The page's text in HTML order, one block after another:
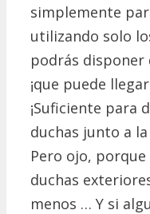
simplemente
utilizando solo
podrás
¡que puede
¡Suficiente para
duchas junto a
Pero ojo,
duchas
menos … Y si